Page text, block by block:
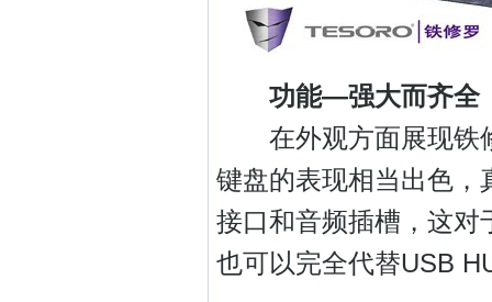
功能—强大而齐全
在外观方面展现铁修
键盘的表现相当出色，
接口和音频插槽，这对
也可以完全代替USB